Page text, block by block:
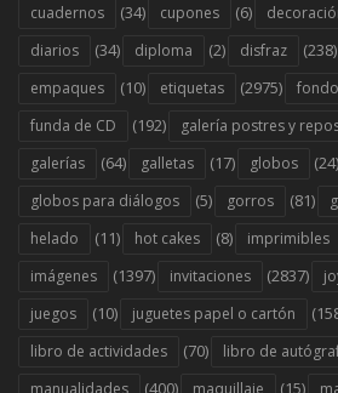
cuadernos (34) cupones (6)
diarios (34) diploma (2) disfraz (238)
empaques (10) etiquetas (2975)
funda de CD (192) galería postres y
galerías (64) galletas (17) globos (24)
globos para diálogos (5) gorros (81)
helado (11) hot cakes (8) imprimibles
imágenes (1397) invitaciones (2837)
juegos (10) juguetes papel o cartón
libro de actividades (70) libro de
manualidades (400) maquillaje (15)